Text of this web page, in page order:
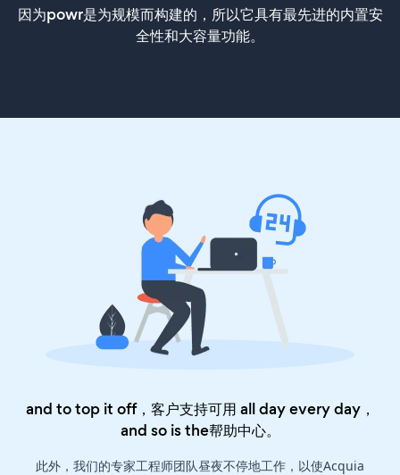
因为powr是为规模而构建的，所以它具有最先进的内置安
全性和大容量功能。
and to top it off，客户支持可用 all day every day，
and so is the帮助中心。
此外，我们的专家工程师团队昼夜不停地工作，以使Acquia